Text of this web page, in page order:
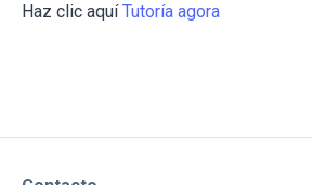
Haz clic aquíTutoría agora